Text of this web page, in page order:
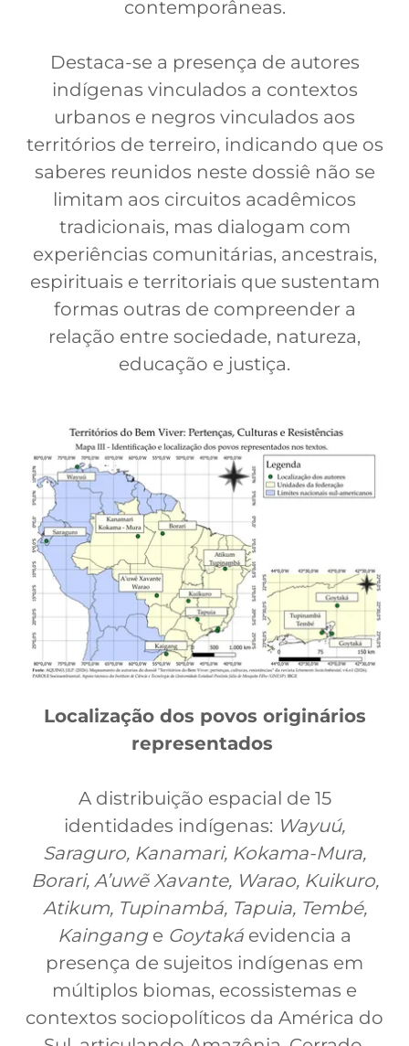
contemporâneas.
Destaca-se a presença de autores
indígenas vinculados a contextos
urbanos e negros vinculados aos
territórios de terreiro, indicando que os
saberes reunidos neste dossiê não se
limitam aos circuitos acadêmicos
tradicionais, mas dialogam com
experiências comunitárias, ancestrais,
espirituais e territoriais que sustentam
formas outras de compreender a
relação entre sociedade, natureza,
educação e justiça.
Localização dos povos originários
representados
A distribuição espacial de 15
identidades indígenas: Wayuú,
Saraguro, Kanamari, Kokama-Mura,
Borari, A’uwẽ Xavante, Warao, Kuikuro,
Atikum, Tupinambá, Tapuia, Tembé,
Kaingang e Goytaká evidencia a
presença de sujeitos indígenas em
múltiplos biomas, ecossistemas e
contextos sociopolíticos da América do